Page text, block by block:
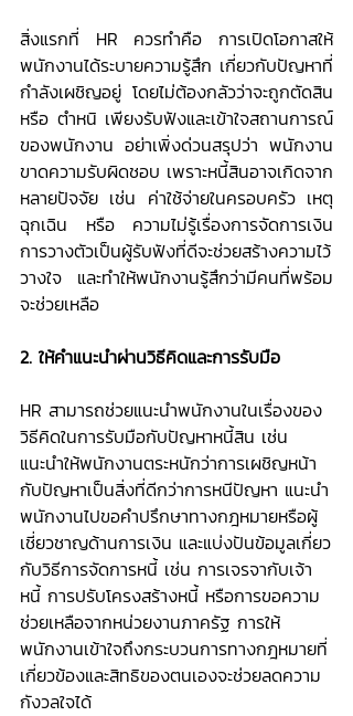
สิ่งแรกที่ HR ควรทำคือ การเปิดโอกาสให้
พนักงานได้ระบายความรู้สึก เกี่ยวกับปัญหาที่
กำลังเผชิญอยู่ โดยไม่ต้องกลัวว่าจะถูกตัดสิน
หรือ ตำหนิ เพียงรับฟังและเข้าใจสถานการณ์
ของพนักงาน อย่าเพิ่งด่วนสรุปว่า พนักงาน
ขาดความรับผิดชอบ เพราะหนี้สินอาจเกิดจาก
หลายปัจจัย เช่น ค่าใช้จ่ายในครอบครัว เหตุ
ฉุกเฉิน หรือ ความไม่รู้เรื่องการจัดการเงิน
การวางตัวเป็นผู้รับฟังที่ดีจะช่วยสร้างความไว้
วางใจ และทำให้พนักงานรู้สึกว่ามีคนที่พร้อม
จะช่วยเหลือ
2. ให้คำแนะนำผ่านวิธีคิดและการรับมือ
HR สามารถช่วยแนะนำพนักงานในเรื่องของ
วิธีคิดในการรับมือกับปัญหาหนี้สิน เช่น
แนะนำให้พนักงานตระหนักว่าการเผชิญหน้า
กับปัญหาเป็นสิ่งที่ดีกว่าการหนีปัญหา แนะนำ
พนักงานไปขอคำปรึกษาทางกฎหมายหรือผู้
เชี่ยวชาญด้านการเงิน และแบ่งปันข้อมูลเกี่ยว
กับวิธีการจัดการหนี้ เช่น การเจรจากับเจ้า
หนี้ การปรับโครงสร้างหนี้ หรือการขอความ
ช่วยเหลือจากหน่วยงานภาครัฐ การให้
พนักงานเข้าใจถึงกระบวนการทางกฎหมายที่
เกี่ยวข้องและสิทธิของตนเองจะช่วยลดความ
กังวลใจได้